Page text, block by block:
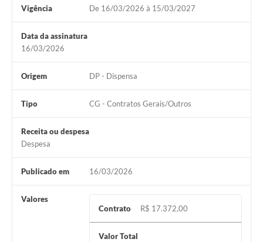
Vigência De 16/03/2026 à 15/03/2027
Data da assinatura
16/03/2026
Origem DP - Dispensa
Tipo CG - Contratos Gerais/Outros
Receita ou despesa
Despesa
Publicado em 16/03/2026
Valores
Contrato
R$ 17.372,00
Valor Total